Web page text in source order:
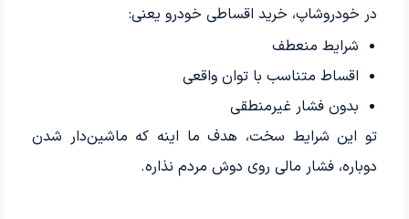
در خودروشاپ، خرید اقساطی خودرو یعنی:
شرایط منعطف
اقساط متناسب با توان واقعی
بدون فشار غیرمنطقی
تو این شرایط سخت، هدف ما اینه که ماشین‌دار شدن
دوباره، فشار مالی روی دوش مردم نذاره.